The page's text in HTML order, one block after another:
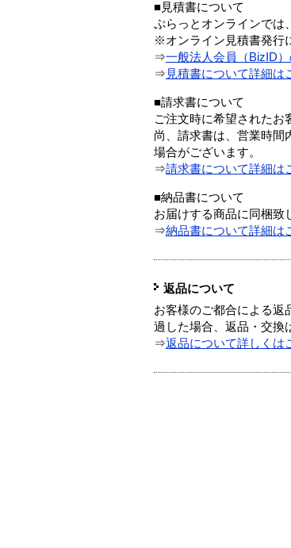
■見積書について
ぷらっとオンラインでは
※オンライン見積書発行
⇒一般法人会員（BizID
⇒ 見積書について詳細は
■請求書について
ご注文時に希望されたお
尚、請求書は、営業時間
場合がございます。
⇒請求書について詳細は
■納品書について
お届けする商品に同梱致
⇒納品書について詳細は
返品について
お客様のご都合による返
過した場合、返品・交換
⇒返品について詳しくは